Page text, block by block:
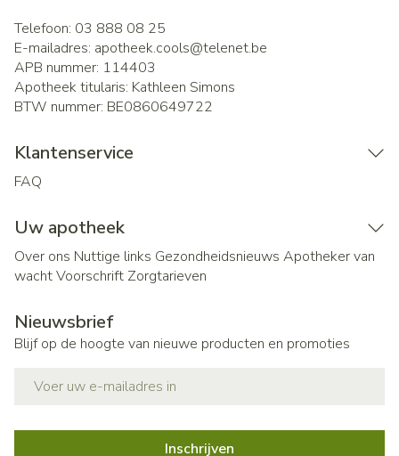
Telefoon: 03 888 08 25
E-mailadres: apotheek.cools@telenet.be
APB nummer: 114403
Apotheek titularis: Kathleen Simons
BTW nummer: BE0860649722
Klantenservice
FAQ
Uw apotheek
Over ons Nuttige links Gezondheidsnieuws Apotheker van
wachtVoorschrift Zorgtarieven
Nieuwsbrief
Blijf op de hoogte van nieuwe producten en promoties
Inschrijven